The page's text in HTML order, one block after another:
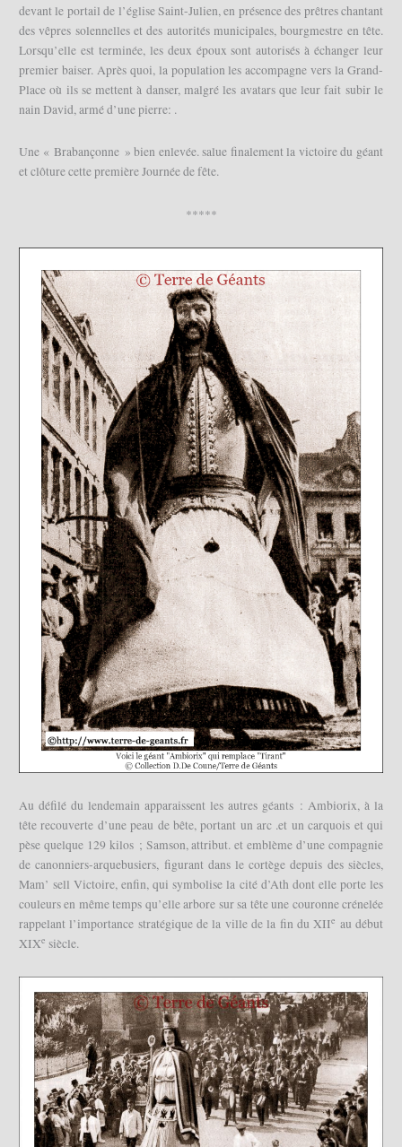
devant le portail de l’église Saint-Julien, en présence des prêtres chantant
des vêpres solennelles et des autorités municipales, bourgmestre en tête.
Lorsqu’elle est terminée, les deux époux sont autorisés à échanger leur
premier baiser. Après quoi, la population les accompagne vers la Grand-
Place où ils se mettent à danser, malgré les avatars que leur fait subir le
nain David, armé d’une pierre: .
Une « Brabançonne » bien enlevée. salue finalement la victoire du géant
et clôture cette première Journée de fête.
*****
Au défilé du lendemain apparaissent les autres géants : Ambiorix, à la
tête recouverte d’une peau de bête, portant un arc .et un carquois et qui
pèse quelque 129 kilos ; Samson, attribut. et emblème d’une compagnie
de canonniers-arquebusiers, figurant dans le cortège depuis des siècles,
Mam’ sell Victoire, enfin, qui symbolise la cité d’Ath dont elle porte les
couleurs en même temps qu’elle arbore sur sa tête une couronne crénelée
rappelant l’importance stratégique de la ville de la fin du XIIe au début
XIXe siècle.